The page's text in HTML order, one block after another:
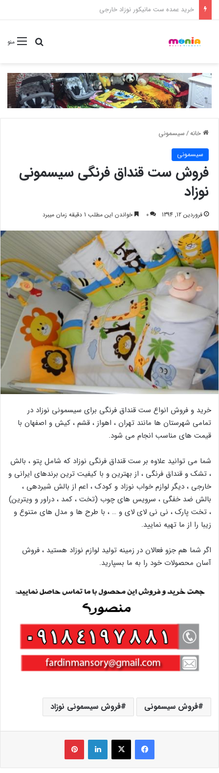
خرید شامپو سر و بدن 500 میل کودک موستلا
منوجستجو
خانه/سیسمونی
سیسمونی
فروش ست قنداق فرنگی سیسمونی
نوزاد
فروردین 12, 1394 0 خواندن این مطلب 1 دقیقه زمان میبرد
خرید و فروش انواع ست قنداق فرنگی برای سیسمونی نوزاد در
تمامی شهرستان ها مانند تهران ، اهواز ، قشم ، کیش و اصفهان با
قیمت های مناسب انجام می شود.
شما می توانید علاوه بر ست قنداق فرنگی نوزاد که شامل پتو ، بالش
، تشک و قنداق فرنگی ، از بهترین و با کیفیت ترین برندهای ایرانی و
خارجی ، دیگر لوازم خواب نوزاد و کودک ، اعم از بالش شیردهی ،
بالش ضد خفگی ، سرویس های چوب (تخت ، کمد ، دراور و ویترین)
، تخت پارک ، نی نی لای لای و … ، با طرح ها و مدل های متنوع و
زیبا را از ما تهیه نمایید.
اگر شما هم جزو فعالان در زمینه تولید لوازم نوزاد هستید ، فروش
آسان محصولات خود را به ما بسپارید.
فروش سیسمونی فروش سیسمونی نوزاد
فیس بوک X لینکدین ‫پین‌ترست